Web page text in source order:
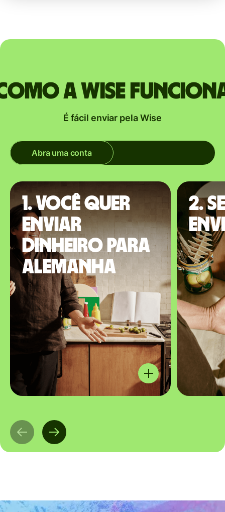
a Wise
É fácil enviar pela Wise
Abra uma conta
1. Você quer
enviar
dinheiro para
Alemanha
2.